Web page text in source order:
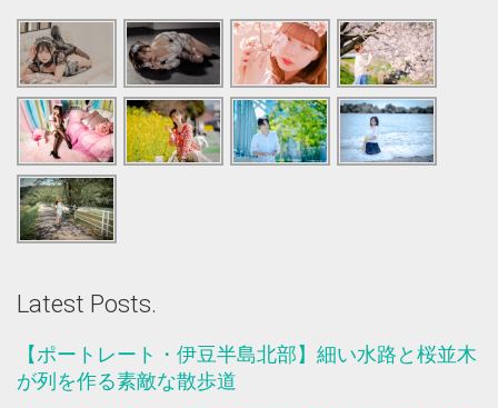
Latest Posts.
【ポートレート・伊豆半島北部】細い水路と桜並木
が列を作る素敵な散歩道